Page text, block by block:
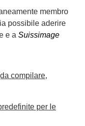
membro
possibile aderire
e a Suissimage
compilare,
per le